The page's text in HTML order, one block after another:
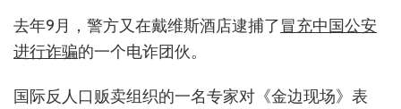
去年9月，警方又在戴维斯酒店逮捕了冒充中国公安
进行诈骗的一个电诈团伙。
国际反人口贩卖组织的一名专家对《金边现场》表